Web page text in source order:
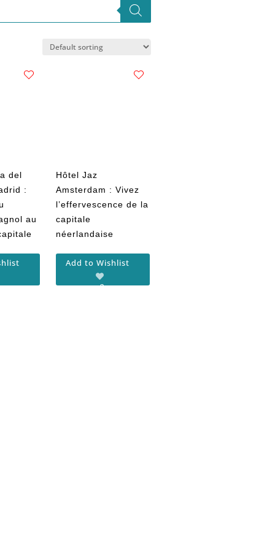
del
:
au
Hôtel Jaz
Amsterdam : Vivez
l’effervescence de la
capitale
néerlandaise
Add to Wishlist